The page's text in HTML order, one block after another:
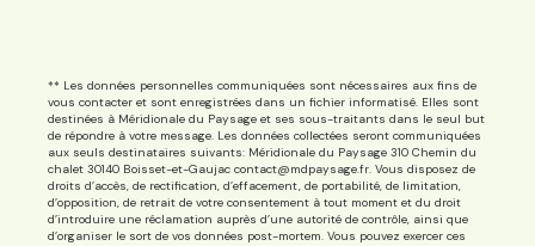
** Les données personnelles communiquées sont nécessaires aux fins de
vous contacter et sont enregistrées dans un fichier informatisé. Elles sont
destinées à Méridionale du Paysage et ses sous-traitants dans le seul but
de répondre à votre message. Les données collectées seront communiquées
aux seuls destinataires suivants: Méridionale du Paysage 310 Chemin du
chalet 30140 Boisset-et-Gaujac contact@mdpaysage.fr. Vous disposez de
droits d’accès, de rectification, d’effacement, de portabilité, de limitation,
d’opposition, de retrait de votre consentement à tout moment et du droit
d’introduire une réclamation auprès d’une autorité de contrôle, ainsi que
d’organiser le sort de vos données post-mortem. Vous pouvez exercer ces